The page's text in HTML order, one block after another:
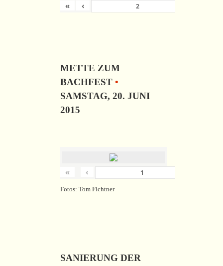
« ‹
METTE ZUM
BACHFEST •
SAMSTAG, 20. JUNI
2015
« ‹
Fotos: Tom Fichtner
SANIERUNG DER